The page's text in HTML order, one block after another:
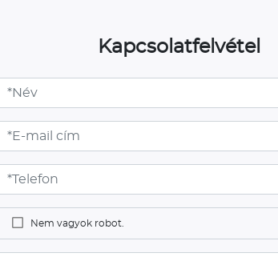
Kapcsolatfelvétel
Nem vagyok robot.